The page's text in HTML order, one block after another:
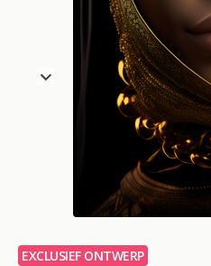
EXCLUSIEF ONTWERP